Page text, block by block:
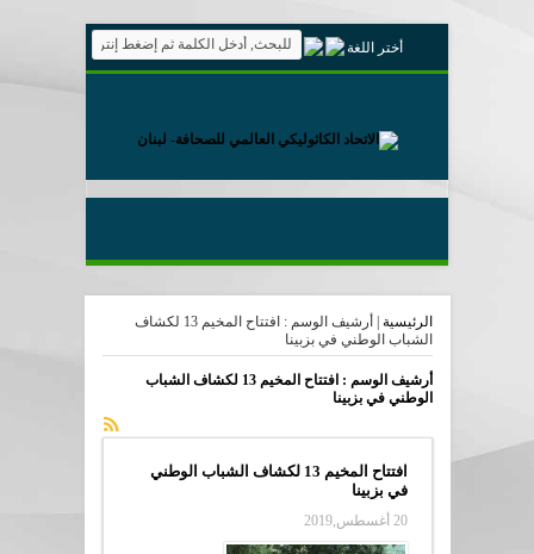
أختر اللغة
الرئيسية
أرشيف الوسم : افتتاح المخيم 13 لكشاف
الشباب الوطني في بزبينا
أرشيف الوسم :
افتتاح المخيم 13 لكشاف الشباب
الوطني في بزبينا
افتتاح المخيم 13 لكشاف الشباب الوطني
في بزبينا
20 أغسطس,2019